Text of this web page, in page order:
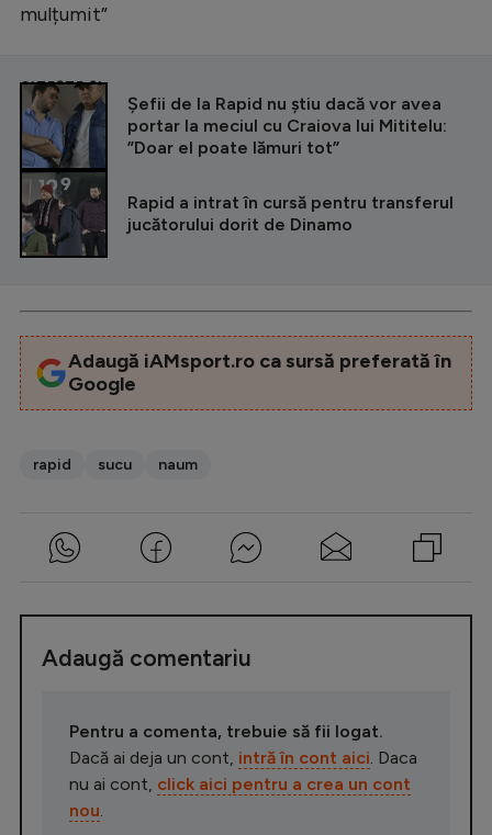
mulțumit”
CITEȘTE ȘI
Șefii de la Rapid nu știu dacă vor avea
portar la meciul cu Craiova lui Mititelu:
”Doar el poate lămuri tot”
Rapid a intrat în cursă pentru transferul
jucătorului dorit de Dinamo
Adaugă iAMsport.ro ca sursă preferată în
Google
rapid sucu naum
Adaugă comentariu
Pentru a comenta, trebuie să fii logat.
Dacă ai deja un cont, intră în cont aici . Daca
nu ai cont, click aici pentru a crea un cont
nou